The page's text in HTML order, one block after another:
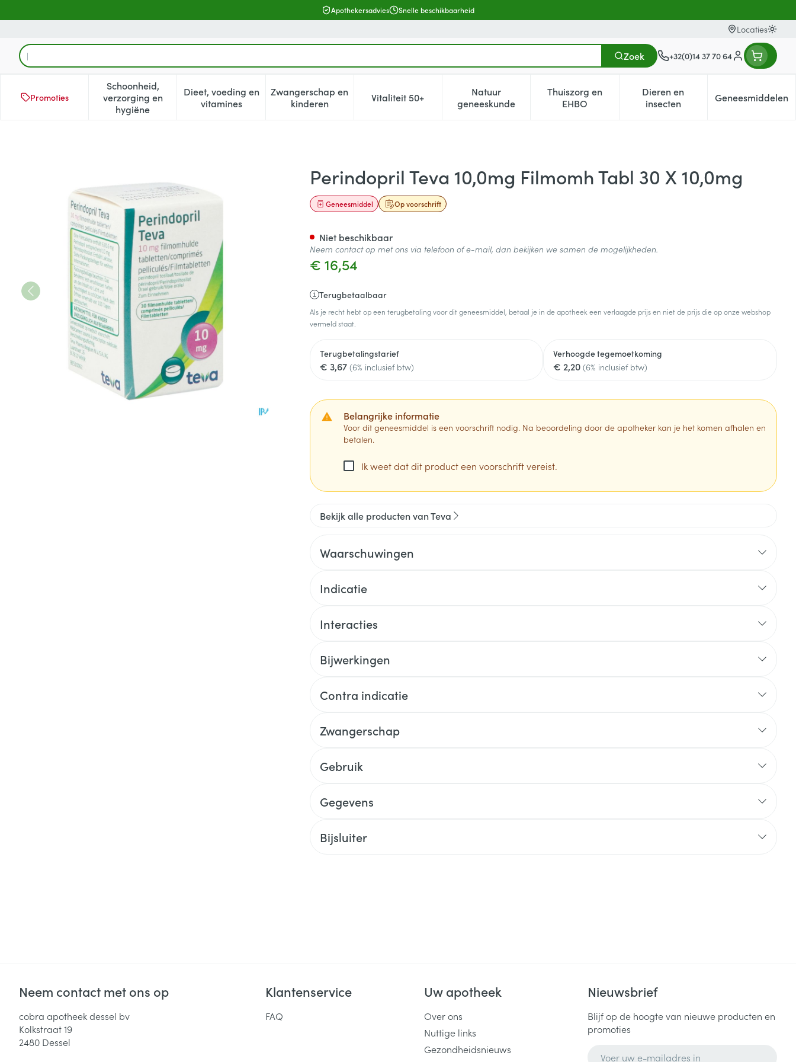
Apothekersadvies Snelle beschikbaarheid
Locaties
Product, merk, categorie...
Zoek +32(0)14 37 70 64
Klant menu
Promoties
Schoonheid,
verzorging en
hygiëne
Toon submenu voor Schoonheid, verzorging en hygiëne categorie
Dieet, voeding en
vitaminesToon submenu voor Dieet, voeding en vitamines categorie
Zwangerschap en
kinderenToon submenu voor Zwangerschap en kinderen categorie
Vitaliteit 50+Toon submenu voor Vitaliteit 50+ categorie
Natuur
geneeskundeToon submenu voor Natuur geneeskunde categorie
Thuiszorg en
EHBOToon submenu voor Thuiszorg en EHBO categorie
Dieren en
insecten
Toon submenu voor Dieren en
Geneesmiddelen
Toon
Perindopril Teva 10,0mg Filmomh Tabl 30 X 10,0mgPerindopril Teva 10,0mg Filmomh Tabl 30 X 10,0mg
Op voorschrift
Geneesmiddel
€ 16,54
Terugbetaalbaar
Als je recht hebt op een terugbetaling voor dit geneesmiddel, betaal je in de apotheek een verlaagde prijs en niet de prijs die op onze webshop
vermeld staat.
Terugbetalingstarief
€ 3,67 (6% inclusief btw)
Verhoogde tegemoetkoming
€ 2,20 (6% inclusief btw)
Belangrijke informatie
Voor dit geneesmiddel is een voorschrift nodig. Na beoordeling door de apotheker kan je het komen afhalen en
betalen.
Ik weet dat dit product een voorschrift vereist.
Niet beschikbaar
Neem contact op met ons via telefoon of e-mail, dan bekijken we samen de mogelijkheden.
Bekijk alle producten van Teva
Waarschuwingen
Indicatie
Interacties
Bijwerkingen
Contra indicatie
Zwangerschap
Gebruik
Gegevens
Bijsluiter
Neem contact met ons op
cobra apotheek dessel bv
Kolkstraat 19
2480 Dessel
Klantenservice
FAQ
Uw apotheek
Over ons
Nuttige links
Gezondheidsnieuws
Nieuwsbrief
Blijf op de hoogte van nieuwe producten en
promoties